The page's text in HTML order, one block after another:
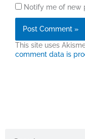
Notify me of new
This site uses
comment data is